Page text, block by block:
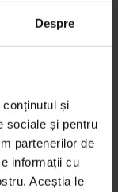
Despre
și
sociale și pentru
partenerilor de
informații cu
Aceștia le
noi și